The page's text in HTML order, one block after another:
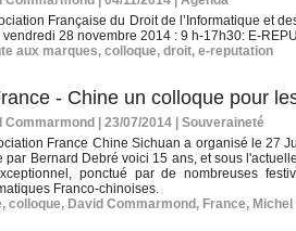
Française du Droit de l’Informatique et
28 novembre 2014 : 9 h-17h30: E-
aux marques, colloque, droit, e-reputation
- Chine un colloque pour
Commarmond | 23/07/2014
Souveraineté
France Chine Sichuan a organisé le 27
par Bernard Debré voici 15 ans, et sous
ponctué par de nombreuses
Franco-chinoises.
, colloque, David Commarmond , France,